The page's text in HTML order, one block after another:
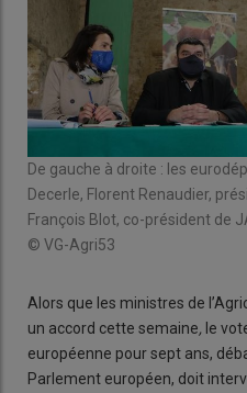
De gauche à droite : les
Decerle, Florent Renaudier,
François Blot, co-président de
© VG-Agri53
Alors que les ministres de
un accord cette semaine, le
européenne pour sept ans,
Parlement européen, doit